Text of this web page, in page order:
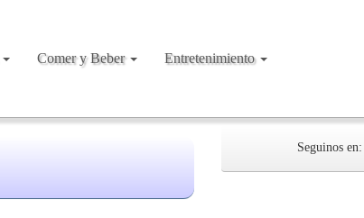
Comer y Beber Entretenimiento
Seguinos